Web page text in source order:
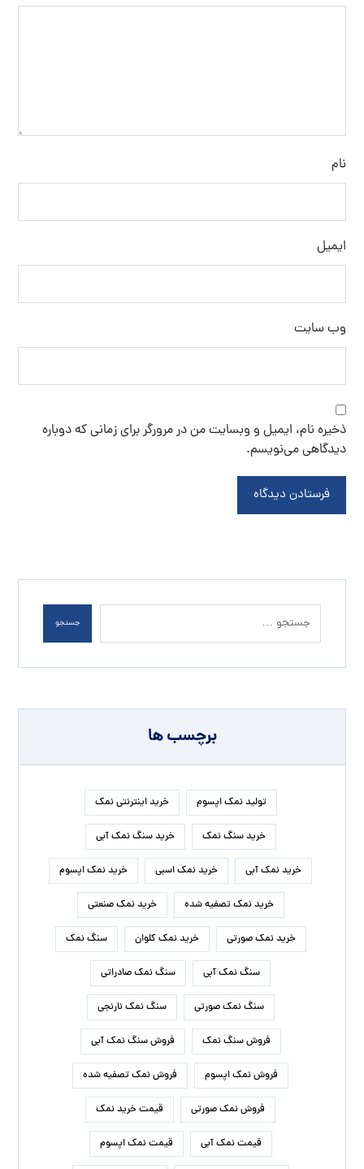
نام
ایمیل
وب‌ سایت
ذخیره نام، ایمیل و وبسایت من در مرورگر برای زمانی که دوباره
دیدگاهی می‌نویسم.
فرستادن دیدگاه
جستجو
برچسب ها
تولید نمک اپسوم خرید اینترنتی نمک
خرید سنگ نمک خرید سنگ نمک آبی
خرید نمک آبی خرید نمک اسبی خرید نمک اپسوم
خرید نمک تصفیه شده خرید نمک صنعتی
خرید نمک صورتی خرید نمک کلوان سنگ نمک
سنگ نمک آبی سنگ نمک صادراتی
سنگ نمک صورتی سنگ نمک نارنجی
فروش سنگ نمک فروش سنگ نمک آبی
فروش نمک اپسوم فروش نمک تصفیه شده
فروش نمک صورتی قیمت خرید نمک
قیمت نمک آبی قیمت نمک اپسوم